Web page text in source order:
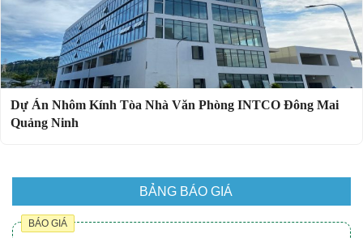
Dự Án Nhôm Kính Tòa Nhà Văn Phòng INTCO Đông Mai
Quảng Ninh
BẢNG BÁO GIÁ
BÁO GIÁ